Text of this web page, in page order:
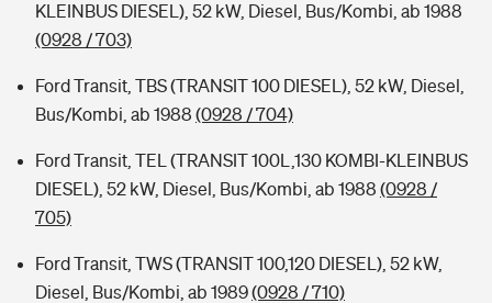
KLEINBUS DIESEL), 52 kW, Diesel, Bus/Kombi, ab 1988
(0928 / 703)
Ford Transit, TBS (TRANSIT 100 DIESEL), 52 kW, Diesel,
Bus/Kombi, ab 1988 (0928 / 704)
Ford Transit, TEL (TRANSIT 100L,130 KOMBI-KLEINBUS
DIESEL), 52 kW, Diesel, Bus/Kombi, ab 1988 (0928 /
705)
Ford Transit, TWS (TRANSIT 100,120 DIESEL), 52 kW,
Diesel, Bus/Kombi, ab 1989(0928 / 710)